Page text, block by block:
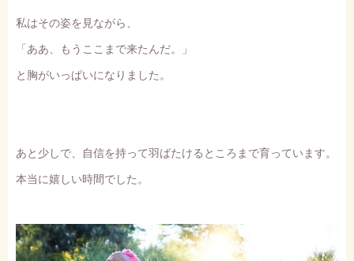
私はその姿を見ながら、
「ああ、もうここまで来たんだ。」
と胸がいっぱいになりました。
あと少しで、自信を持って羽ばたけるところまで育っています。
本当に嬉しい時間でした。